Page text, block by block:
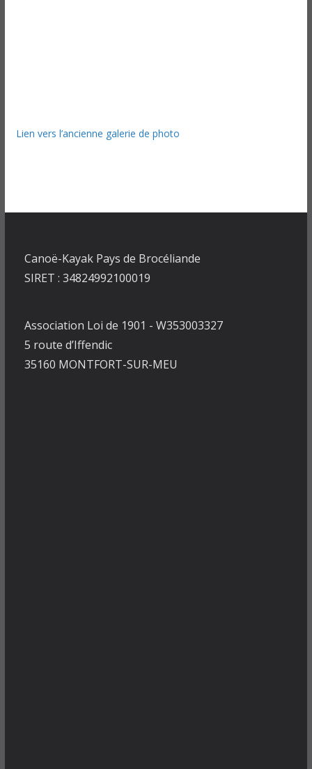
Lien vers l’ancienne galerie de photo
Canoë-Kayak Pays de Brocéliande
SIRET : 34824992100019
Association Loi de 1901 - W353003327
5 route d’Iffendic
35160 MONTFORT-SUR-MEU